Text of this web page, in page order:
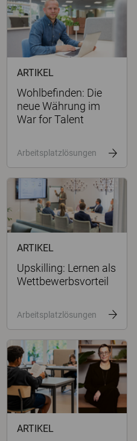
ARTIKEL
Wohlbefinden: Die
neue Währung im
War for Talent
Arbeitsplatzlösungen
ARTIKEL
Upskilling: Lernen als
Wettbewerbsvorteil
Arbeitsplatzlösungen
ARTIKEL